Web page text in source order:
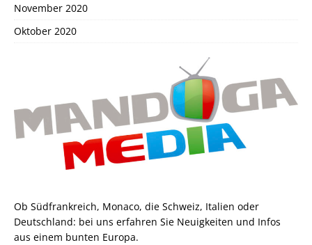
November 2020
Oktober 2020
Ob Südfrankreich, Monaco, die Schweiz, Italien oder
Deutschland: bei uns erfahren Sie Neuigkeiten und Infos
aus einem bunten Europa.